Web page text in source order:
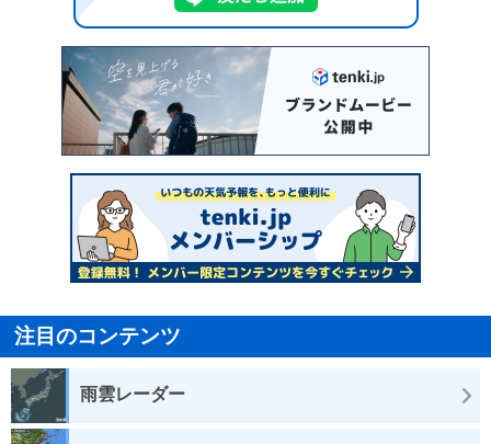
注目のコンテンツ
雨雲レーダー